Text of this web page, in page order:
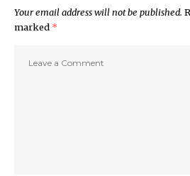
Your email address will not be published.
marked *